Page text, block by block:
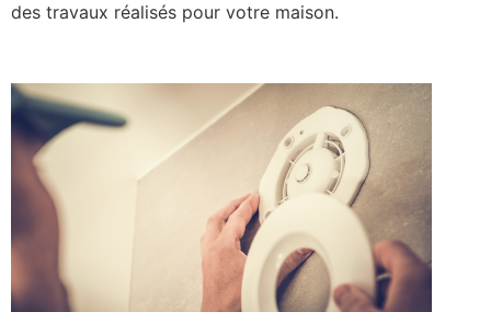
des travaux réalisés pour votre maison.